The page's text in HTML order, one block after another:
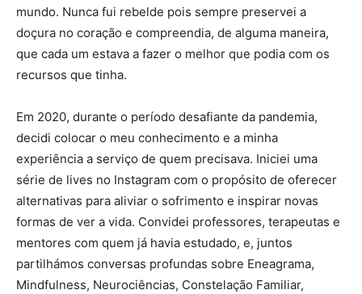
mundo. Nunca fui rebelde pois sempre preservei a
doçura no coração e compreendia, de alguma maneira,
que cada um estava a fazer o melhor que podia com os
recursos que tinha.
Em 2020, durante o período desafiante da pandemia,
decidi colocar o meu conhecimento e a minha
experiência a serviço de quem precisava. Iniciei uma
série de lives no Instagram com o propósito de oferecer
alternativas para aliviar o sofrimento e inspirar novas
formas de ver a vida. Convidei professores, terapeutas e
mentores com quem já havia estudado, e, juntos
partilhámos conversas profundas sobre Eneagrama,
Mindfulness, Neurociências, Constelação Familiar,